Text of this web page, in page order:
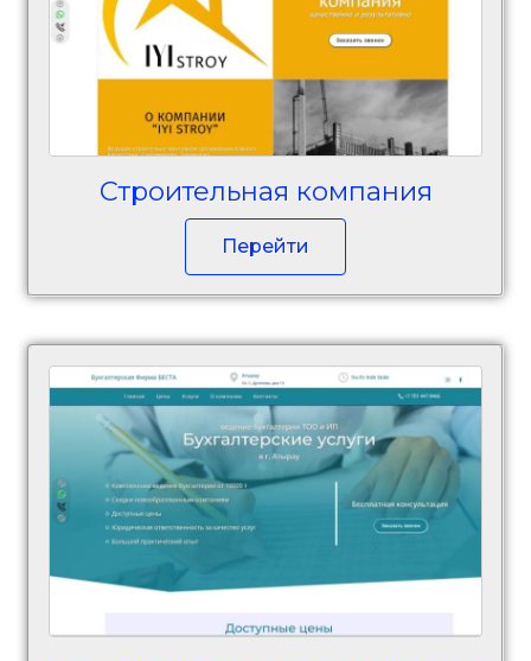
Строительная компания
Перейти